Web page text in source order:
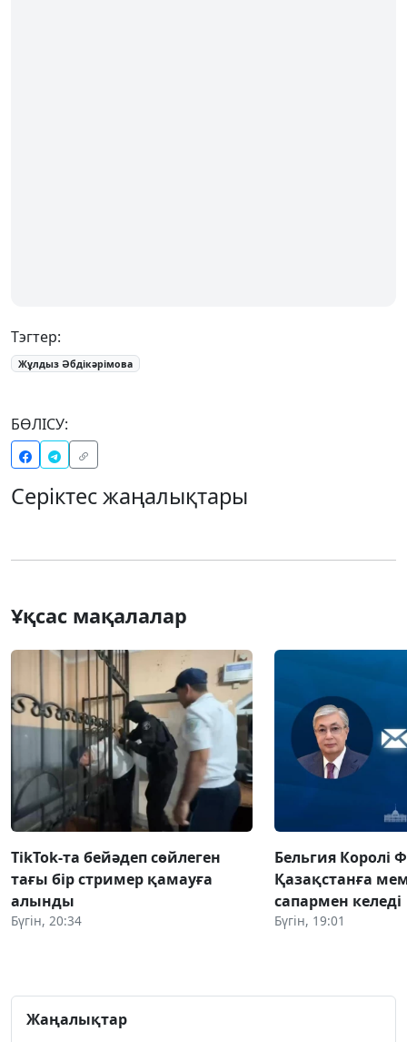
Тэгтер:
Жұлдыз Әбдікәрімова
БӨЛІСУ:
Серіктес жаңалықтары
Ұқсас мақалалар
TikTok-та бейәдеп сөйлеген
тағы бір стример қамауға
алынды
Бүгін, 20:34
Бельгия Королі
Қазақстанға
сапармен келеді
Бүгін, 19:01
Жаңалықтар